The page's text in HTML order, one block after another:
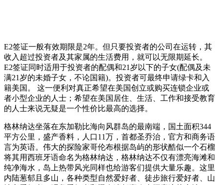
E2签证一般有效期限是2年。但只要投资者的公司在运转，其
收入超过投资者及其家属的生活费用，就可以无限期延长。
E2签证同时适用于投资者的配偶和21岁以下的子女(配偶及未
满21岁的未婚子女，不论国籍)。投资者可最终申请绿卡和入
籍美国。 这一便利对真正希望在美国创立或购买连锁企业或
者小型企业的人士；希望在美国居住、生活、工作和接受教育
的人士来说无疑是一个性价比最高的选择。
格林纳达坐落在东加勒比海向风群岛的最南端，国土面积344
平方公里，盛产香料，人口11万，首都圣乔治，官方和商务语
言为英语。伟大的探险家哥伦布根据岛屿的形状酷似一个石榴
将其用西班牙语命名为格林纳达，格林纳达不仅有漂亮海滩和
纯净海水，岛上热带风光同样也给游客们提供大量乐趣。这里
内陆葱郁且多山，各种类型自然爱好者、徒步旅行爱好者、山